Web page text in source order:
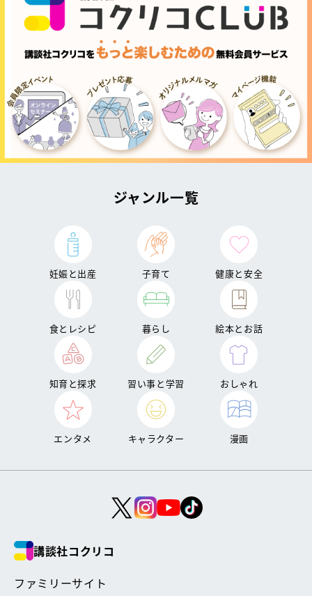
ジャンル一覧
妊娠と出産 子育て 健康と安全
食とレシピ 暮らし 絵本とお話
知育と探求 習い事と学習 おしゃれ
エンタメ キャラクター 漫画
講談社コクリコ
ファミリーサイト